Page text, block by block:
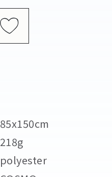
85x150cm
218g
polyester